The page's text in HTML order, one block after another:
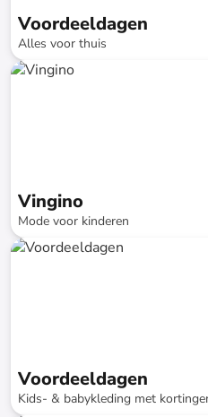
Voordeeldagen
Alles voor thuis
tot-74%*
Vingino
Mode voor kinderen
tot-70%* Snellere levering
Voordeeldagen
Kids- & babykleding met